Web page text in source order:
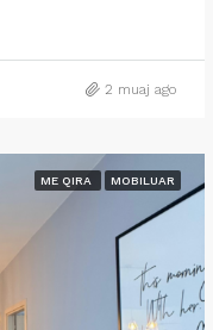
2 muaj ago
ME QIRA MOBILUAR